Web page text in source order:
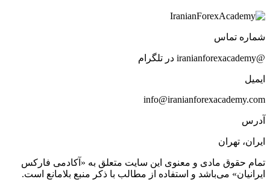
شماره تماس
@iranianforexacademy در تلگرام
ایمیل
info@iranianforexacademy.com
آدرس
ایران، تهران
تمام حقوق مادی و معنوی این سایت متعلق به «آکادمی فارکس
ایرانیان» می‌باشد و استفاده از مطالب با ذکر منبع بلامانع است.